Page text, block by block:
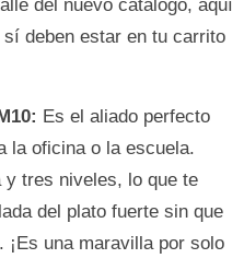
del nuevo catálogo, aquí
deben estar en tu carrito
Es el aliado perfecto
la oficina o la escuela.
y tres niveles, lo que te
del plato fuerte sin que
una maravilla por solo